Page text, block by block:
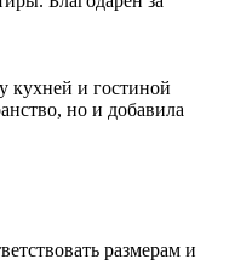
кухней и гостиной
но и добавила
размерам и